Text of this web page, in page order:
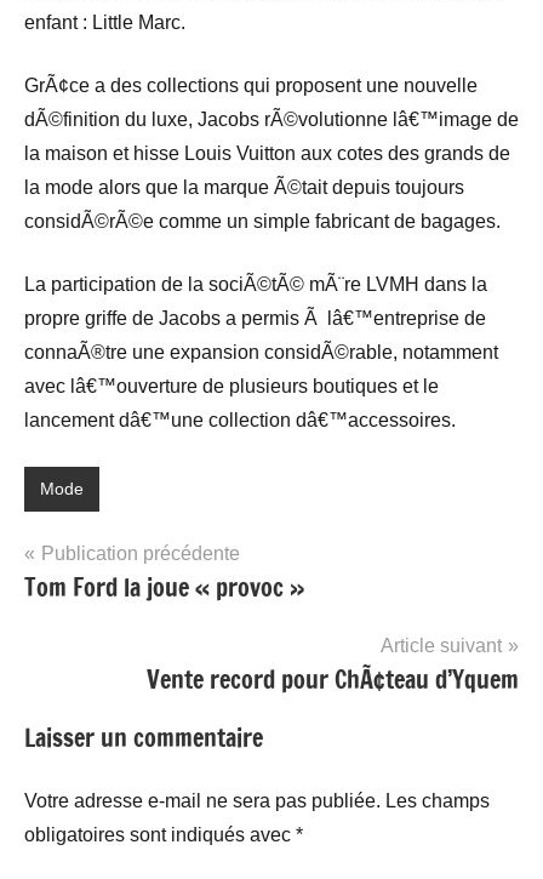
enfant : Little Marc.
GrÃ¢ce a des collections qui proposent une nouvelle
dÃ©finition du luxe, Jacobs rÃ©volutionne lâ€™image de
la maison et hisse Louis Vuitton aux cotes des grands de
la mode alors que la marque Ã©tait depuis toujours
considÃ©rÃ©e comme un simple fabricant de bagages.
La participation de la sociÃ©tÃ© mÃ¨re LVMH dans la
propre griffe de Jacobs a permis Ã lâ€™entreprise de
connaÃ®tre une expansion considÃ©rable, notamment
avec lâ€™ouverture de plusieurs boutiques et le
lancement dâ€™une collection dâ€™accessoires.
Mode
Navigation
de
Publication précédente
Tom Ford la joue « provoc »
Article suivant
Vente record pour ChÃ¢teau d’Yquem
Laisser un commentaire
Votre adresse e-mail ne sera pas publiée. Les champs
obligatoires sont indiqués avec *